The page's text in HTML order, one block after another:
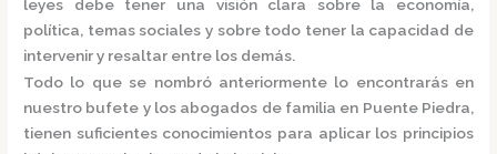
leyes debe tener una visión clara sobre la economía,
política, temas sociales y sobre todo tener la capacidad de
intervenir y resaltar entre los demás.
Todo lo que se nombró anteriormente lo encontrarás en
nuestro bufete y los abogados de familia en Puente Piedra,
tienen suficientes conocimientos para aplicar los principios